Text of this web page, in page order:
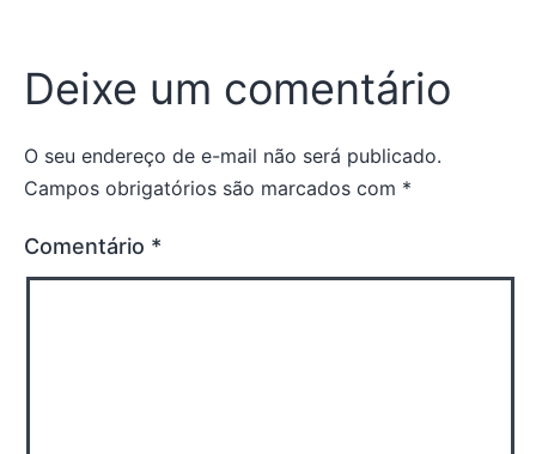
Deixe um comentário
O seu endereço de e-mail não será publicado.
Campos obrigatórios são marcados com *
Comentário *